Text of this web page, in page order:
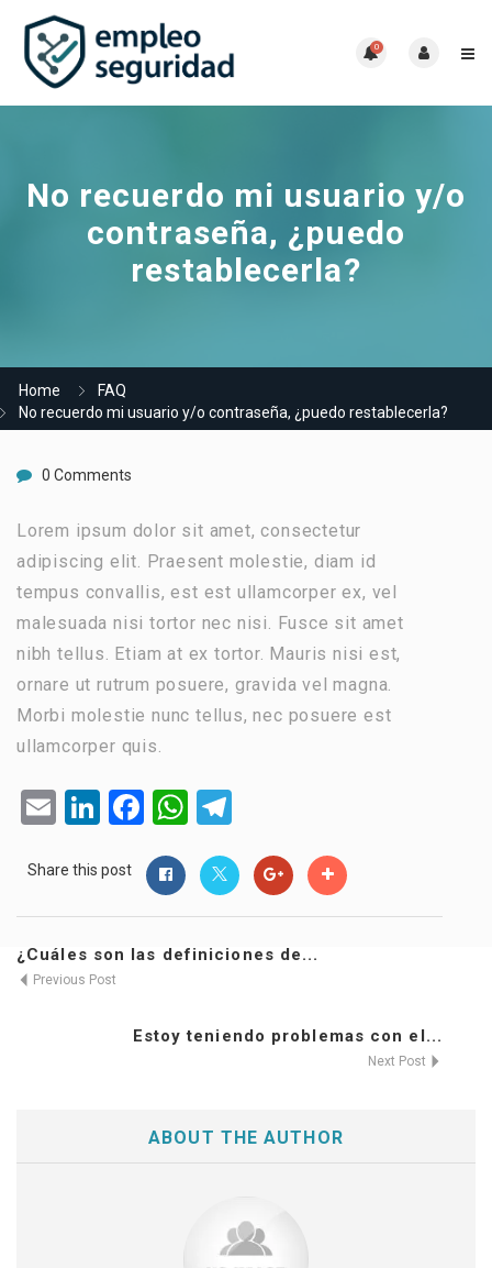
0
No recuerdo mi usuario y/o
contraseña, ¿puedo
restablecerla?
Home
FAQ
No recuerdo mi usuario y/o contraseña, ¿puedo restablecerla?
0 Comments
Lorem ipsum dolor sit amet, consectetur
adipiscing elit. Praesent molestie, diam id
tempus convallis, est est ullamcorper ex, vel
malesuada nisi tortor nec nisi. Fusce sit amet
nibh tellus. Etiam at ex tortor. Mauris nisi est,
ornare ut rutrum posuere, gravida vel magna.
Morbi molestie nunc tellus, nec posuere est
ullamcorper quis.
EmailLinkedIn
Facebook
WhatsApp
Share this post
¿Cuáles son las definiciones de...
Previous Post
Estoy teniendo problemas con el...
Next Post
ABOUT THE AUTHOR